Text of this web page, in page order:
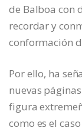
de Balboa con
recordar y
conformación
Por ello, ha
nuevas
figura
como es el